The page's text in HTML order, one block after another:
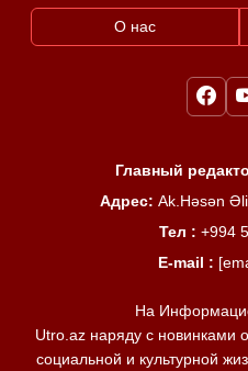
О нас
Главный
Адрес: Ak.Həsən
Тел : +994
E-mail :
На
Utro.az наряду с новинками
социальной и культурной